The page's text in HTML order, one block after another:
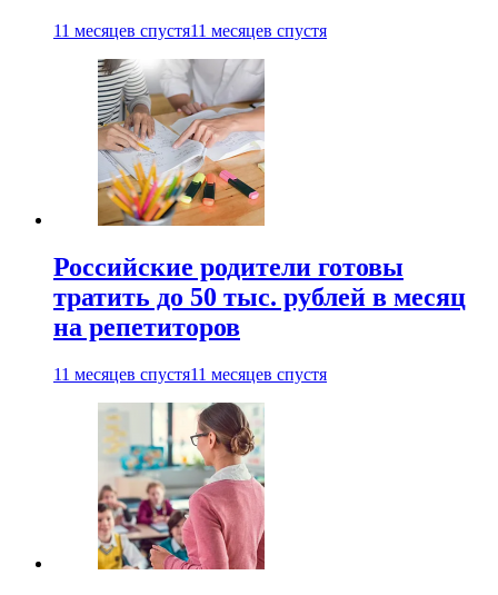
11 месяцев спустя11 месяцев спустя
Российские родители готовы
тратить до 50 тыс. рублей в месяц
на репетиторов
11 месяцев спустя11 месяцев спустя